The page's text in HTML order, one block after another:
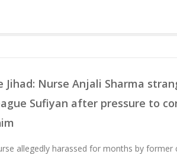
Jihad: Nurse Anjali Sharma
Sufiyan after pressure to
allegedly harassed for months by former